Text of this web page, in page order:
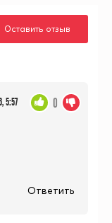
Оставить отзыв
5:57 0
Ответить